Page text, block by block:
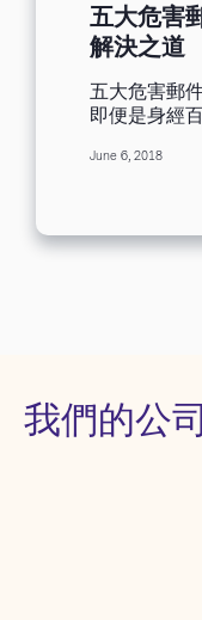
五大危害
解決之道
五大危害郵
即便是身經
郵件永遠到
大海。 所謂
商：您的郵
圾收件匣？
郵件。 所有
件過濾器，
制。每封郵
因此，想要
絕無可能。
最佳做法，
June 6, 2018
我們的公司